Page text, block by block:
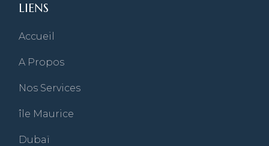
LIENS
Accueil
A Propos
Nos Services
île Maurice
Dubaï